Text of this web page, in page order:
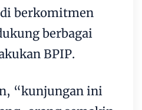
berkomitmen
berbagai
BPIP.
“kunjungan ini